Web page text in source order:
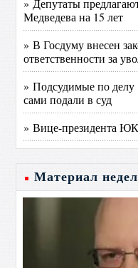
» Депутаты
Медведева на 15 лет
» В Госдуму внесен
ответственности за
» Подсудимые по делу
сами подали в суд
» Вице-президента
Материал